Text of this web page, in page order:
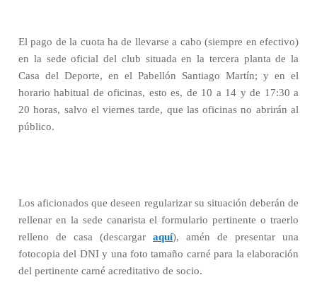
El pago de la cuota ha de llevarse a cabo (siempre en efectivo)
en la sede oficial del club situada en la tercera planta de la
Casa del Deporte, en el Pabellón Santiago Martín; y en el
horario habitual de oficinas, esto es, de 10 a 14 y de 17:30 a
20 horas, salvo el viernes tarde, que las oficinas no abrirán al
público.
Los aficionados que deseen regularizar su situación deberán de
rellenar en la sede canarista el formulario pertinente o traerlo
relleno de casa (descargar aquí), amén de presentar una
fotocopia del DNI y una foto tamaño carné para la elaboración
del pertinente carné acreditativo de socio.